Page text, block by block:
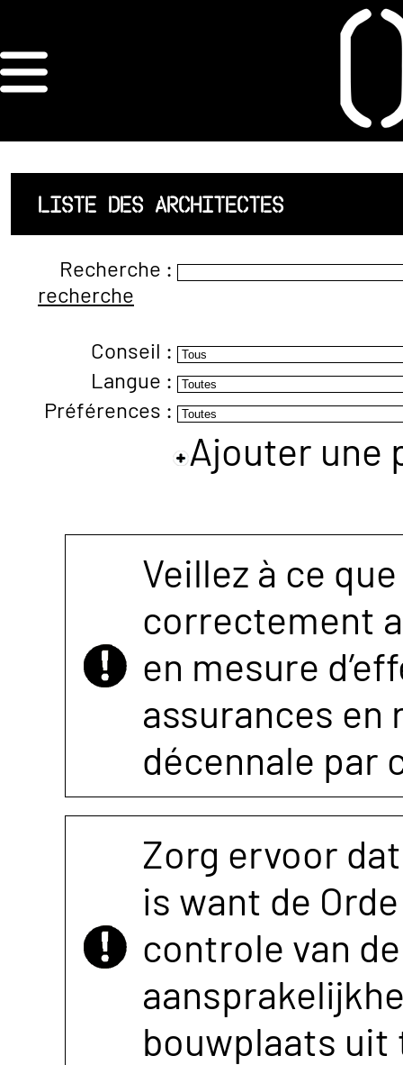
ORDRE DES
ARCHITECTES
ACCUEIL
LISTE DES
ARCHITECTES
JURISPRUDENCE
ANNEXE 4 CODT
LISTE DES ARCHITECTES
Recherche :
recherche
Conseil :
Langue :
Préférences :
Ajouter une
Veillez à ce
correctement
en mesure
assurances
décennale par
Zorg ervoor
is want de
controle van
bouwplaats uit